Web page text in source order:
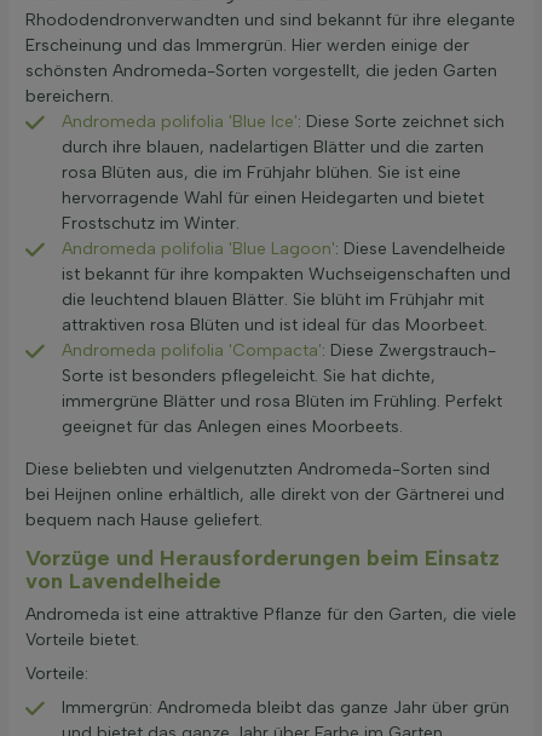
Rhododendronverwandten und sind bekannt für ihre elegante
Erscheinung und das Immergrün. Hier werden einige der
schönsten Andromeda-Sorten vorgestellt, die jeden Garten
bereichern.
Andromeda polifolia 'Blue Ice': Diese Sorte zeichnet sich
durch ihre blauen, nadelartigen Blätter und die zarten
rosa Blüten aus, die im Frühjahr blühen. Sie ist eine
hervorragende Wahl für einen Heidegarten und bietet
Frostschutz im Winter.
Andromeda polifolia 'Blue Lagoon': Diese Lavendelheide
ist bekannt für ihre kompakten Wuchseigenschaften und
die leuchtend blauen Blätter. Sie blüht im Frühjahr mit
attraktiven rosa Blüten und ist ideal für das Moorbeet.
Andromeda polifolia 'Compacta': Diese Zwergstrauch-
Sorte ist besonders pflegeleicht. Sie hat dichte,
immergrüne Blätter und rosa Blüten im Frühling. Perfekt
geeignet für das Anlegen eines Moorbeets.
Diese beliebten und vielgenutzten Andromeda-Sorten sind
bei Heijnen online erhältlich, alle direkt von der Gärtnerei und
bequem nach Hause geliefert.
Vorzüge und Herausforderungen beim Einsatz
von Lavendelheide
Andromeda ist eine attraktive Pflanze für den Garten, die viele
Vorteile bietet.
Vorteile:
Immergrün: Andromeda bleibt das ganze Jahr über grün